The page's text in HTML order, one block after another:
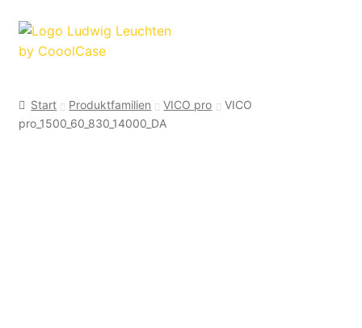
Zur
Navigation
Zum
Inhalt
Start Produktfamilien VICO pro
VICO
pro_1500_60_830_14000_DA